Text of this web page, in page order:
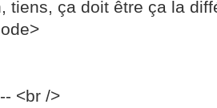
tiens, ça doit être ça la
<br />